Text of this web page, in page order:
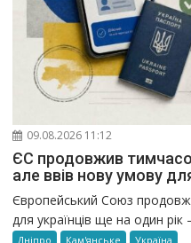
09.08.2026 11:12
ЄС продовжив
але ввів нову умову
Європейський Союз
для українців ще на один рік
Дніпро Кам'янське Україна